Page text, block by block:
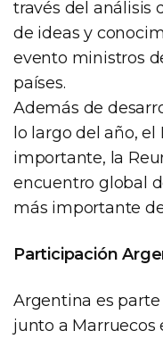
través del análisis
de ideas y
evento ministros
países.
Además de
lo largo del año,
importante, la
encuentro global
más importante
Participación
Argentina es parte
junto a Marruecos